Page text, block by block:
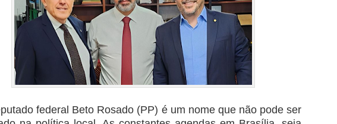
federal Beto Rosado (PP) é um nome que não pode ser